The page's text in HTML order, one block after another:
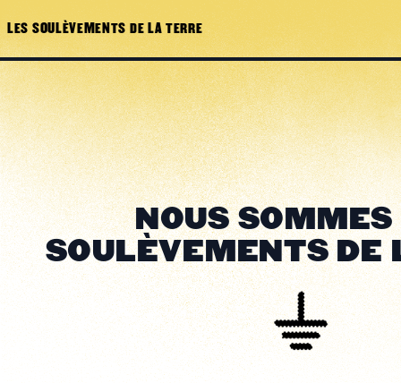
LES SOULÈVEMENTS DE LA TERRE
NOUS
SOULÈVEMENTS DE